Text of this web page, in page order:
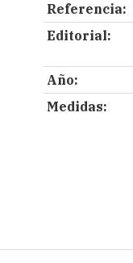
Referencia:
Editorial:
Año:
Medidas: